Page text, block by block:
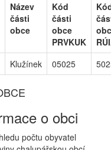
Název
části
obce
Kód
části
obce
PRVKUK
Klužínek 05025
o obci
počtu obyvatel